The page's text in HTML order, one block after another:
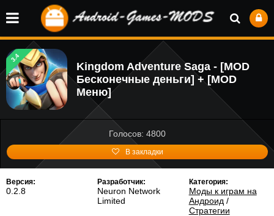
3.4
Kingdom Adventure Saga - [MOD
Бесконечные деньги] + [MOD
Меню]
Голосов: 4800
В закладки
Версия:
0.2.8
Разработчик:
Neuron Network
Limited
Категория:
Моды к играм на
Андроид /
Стратегии